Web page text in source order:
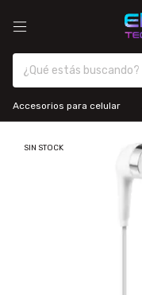
Accesorios para celular
SIN STOCK